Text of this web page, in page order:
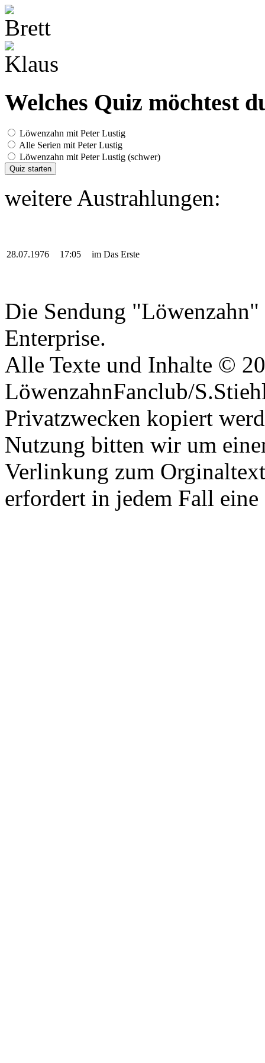
Welches Quiz möchtest
Löwenzahn mit Peter Lustig
Alle Serien mit Peter Lustig
Löwenzahn mit Peter Lustig (schwer)
Quiz starten
weitere Austrahlungen:
28.07.1976 17:05 im Das Erste
Die Sendung
Enterprise.
Alle Texte und Inhalte ©
LöwenzahnFanclub/
Privatzwecken kopiert
Nutzung bitten wir um
Verlinkung zum
erfordert in jedem Fall